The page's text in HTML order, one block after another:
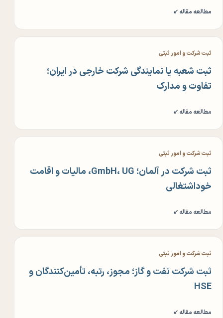
مطالعه مقاله ↙
ثبت شرکت و امور ثبتی
ثبت شعبه یا نمایندگی شرکت خارجی در ایران؛
تفاوت و مدارک
مطالعه مقاله ↙
ثبت شرکت و امور ثبتی
ثبت شرکت در آلمان؛ GmbH، UG، مالیات و اقامت
خوداشتغالی
مطالعه مقاله ↙
ثبت شرکت و امور ثبتی
ثبت شرکت نفت و گاز؛ مجوز، رتبه، تأمین‌کنندگان و
HSE
مطالعه مقاله ↙